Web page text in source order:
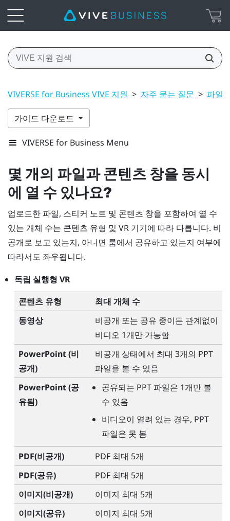
VIVERSE for Business VIVE 지원 > 자주 묻는 질문 > 파일
가이드 다운로드
VIVERSE for Business Menu
몇 개의 파일과 콘텐츠 창을 동시
에 열 수 있나요?
업로드한 파일, 스티커 노트 및 콘텐츠 창을 포함하여 열 수
있는 개체 수는 콘텐츠 유형 및 VR 기기에 따라 다릅니다. 비
공개로 보고 있는지, 아니면 룸에서 공유하고 있는지 여부에
따라서도 좌우됩니다.
독립 실행형 VR
콘텐츠 유형
최대 개체 수
동영상
비공개 또는 공유 중이든 관계없이
비디오 1개만 가능함
PowerPoint(비
공개)
비공개 상태에서 최대 3개의 PPT
파일을 볼 수 있음
PowerPoint(공
유됨)
공유되는 PPT 파일은 1개만 볼
수 있음
비디오이 열려 있는 경우, PPT
파일은 못 봄
PDF(비공개)
PDF 최대 5개
PDF(공유)
PDF 최대 5개
이미지(비공개)
이미지 최대 5개
이미지(공유)
이미지 최대 5개